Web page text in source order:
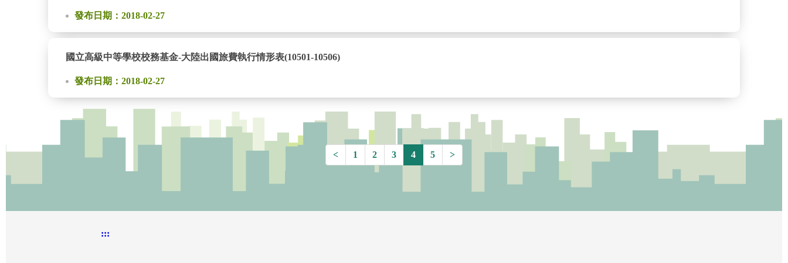
發布日期：2018-02-27
國立高級中等學校校務基金-大陸出國旅費執行情形表(10501-10506)
發布日期：2018-02-27
< 1 2 3 4 5 >
:::